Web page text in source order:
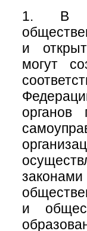
1. В
и
могут
органов
и